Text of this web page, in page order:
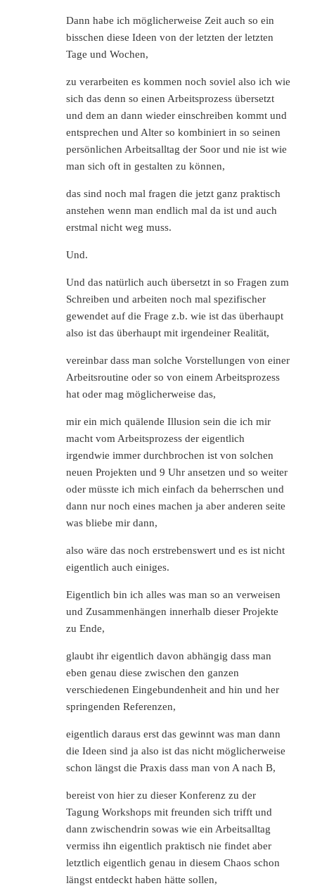
Dann habe ich möglicherweise Zeit auch so ein
bisschen diese Ideen von der letzten der letzten
Tage und Wochen,
zu verarbeiten es kommen noch soviel also ich wie
sich das denn so einen Arbeitsprozess übersetzt
und dem an dann wieder einschreiben kommt und
entsprechen und Alter so kombiniert in so seinen
persönlichen Arbeitsalltag der Soor und nie ist wie
man sich oft in gestalten zu können,
das sind noch mal fragen die jetzt ganz praktisch
anstehen wenn man endlich mal da ist und auch
erstmal nicht weg muss.
Und.
Und das natürlich auch übersetzt in so Fragen zum
Schreiben und arbeiten noch mal spezifischer
gewendet auf die Frage z.b. wie ist das überhaupt
also ist das überhaupt mit irgendeiner Realität,
vereinbar dass man solche Vorstellungen von einer
Arbeitsroutine oder so von einem Arbeitsprozess
hat oder mag möglicherweise das,
mir ein mich quälende Illusion sein die ich mir
macht vom Arbeitsprozess der eigentlich
irgendwie immer durchbrochen ist von solchen
neuen Projekten und 9 Uhr ansetzen und so weiter
oder müsste ich mich einfach da beherrschen und
dann nur noch eines machen ja aber anderen seite
was bliebe mir dann,
also wäre das noch erstrebenswert und es ist nicht
eigentlich auch einiges.
Eigentlich bin ich alles was man so an verweisen
und Zusammenhängen innerhalb dieser Projekte
zu Ende,
glaubt ihr eigentlich davon abhängig dass man
eben genau diese zwischen den ganzen
verschiedenen Eingebundenheit and hin und her
springenden Referenzen,
eigentlich daraus erst das gewinnt was man dann
die Ideen sind ja also ist das nicht möglicherweise
schon längst die Praxis dass man von A nach B,
bereist von hier zu dieser Konferenz zu der
Tagung Workshops mit freunden sich trifft und
dann zwischendrin sowas wie ein Arbeitsalltag
vermiss ihn eigentlich praktisch nie findet aber
letztlich eigentlich genau in diesem Chaos schon
längst entdeckt haben hätte sollen,